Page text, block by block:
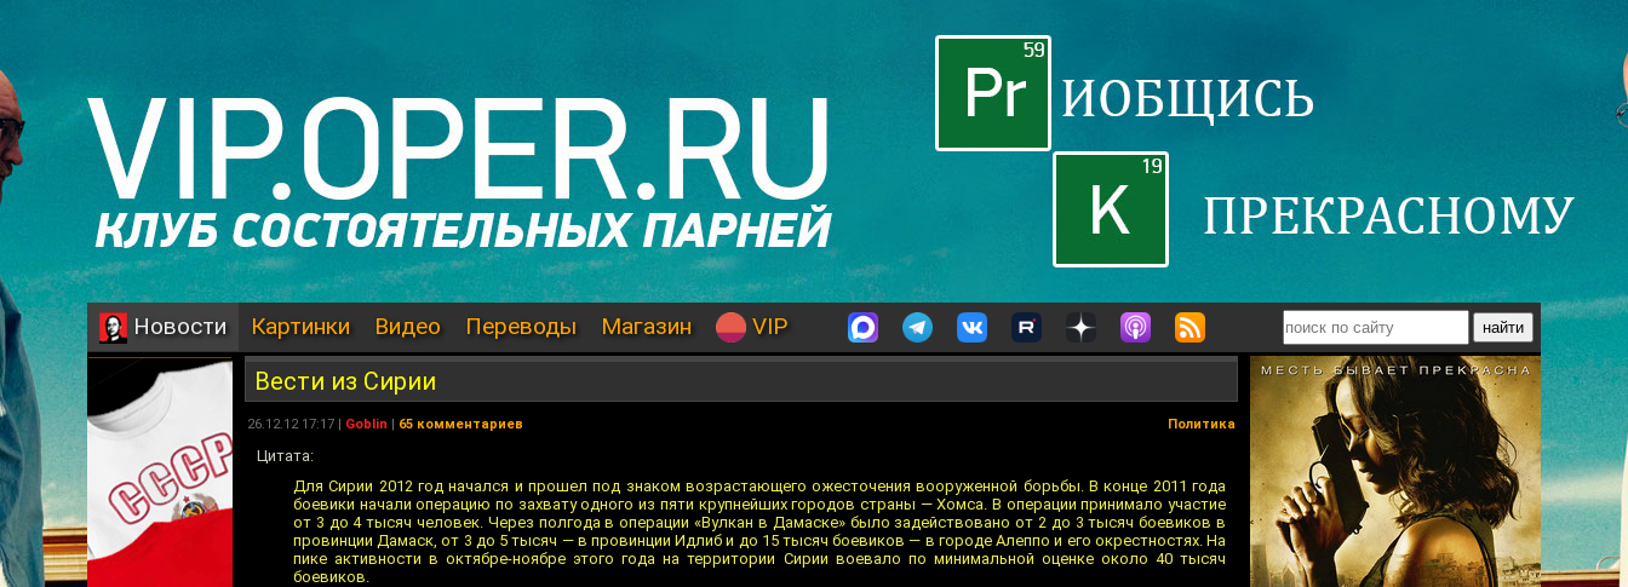
Новости Картинки Видео Переводы Магазин VIP
Вести из Сирии
26.12.12 17:17 | Goblin | 65 комментариев Политика
Цитата:
Для Сирии 2012 год начался и прошел под знаком возрастающего ожесточения вооруженной борьбы. В конце 2011 года
боевики начали операцию по захвату одного из пяти крупнейших городов страны — Хомса. В операции принимало участие
от 3 до 4 тысяч человек. Через полгода в операции «Вулкан в Дамаске» было задействовано от 2 до 3 тысяч боевиков в
провинции Дамаск, от 3 до 5 тысяч — в провинции Идлиб и до 15 тысяч боевиков — в городе Алеппо и его окрестностях. На
пике активности в октябре-ноябре этого года на территории Сирии воевало по минимальной оценке около 40 тысяч
боевиков.